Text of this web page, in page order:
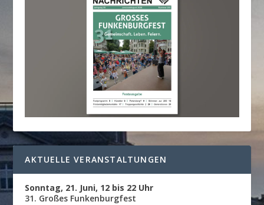
AKTUELLE VERANSTALTUNGEN
Sonntag, 21. Juni, 12 bis 22 Uhr
31. Großes Funkenburgfest